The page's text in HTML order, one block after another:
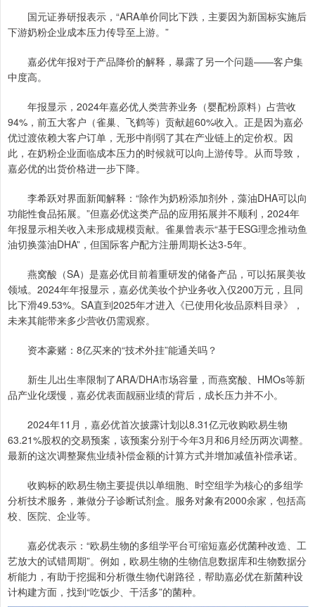
国元证券研报表示，“ARA单价同比下跌，主要因为新国标实施后
下游奶粉企业成本压力传导至上游。”
嘉必优年报对于产品降价的解释，暴露了另一个问题——客户集
中度高。
年报显示，2024年嘉必优人类营养业务（婴配粉原料）占营收
94%，前五大客户（雀巢、飞鹤等）贡献超60%收入。正是因为嘉必
优过渡依赖大客户订单，无形中削弱了其在产业链上的定价权。因
此，在奶粉企业面临成本压力的时候就可以向上游传导。从而导致，
嘉必优的出货价格进一步下降。
李希跃对界面新闻解释：“除作为奶粉添加剂外，藻油DHA可以向
功能性食品拓展。”但嘉必优这类产品的应用拓展并不顺利，2024年
年报显示相关收入未形成规模贡献。雀巢曾表示“基于ESG理念推动鱼
油切换藻油DHA”，但国际客户配方注册周期长达3-5年。
燕窝酸（SA）是嘉必优目前着重研发的储备产品，可以拓展美妆
领域。2024年年报显示，嘉必优美妆个护业务收入仅200万元，且同
比下滑49.53%。SA直到2025年才进入《已使用化妆品原料目录》，
未来其能带来多少营收仍需观察。
资本豪赌：8亿买来的“技术外挂”能通关吗？
新生儿出生率限制了ARA/DHA市场容量，而燕窝酸、HMOs等新
品产业化缓慢，嘉必优表面靓丽业绩的背后，成长压力并不小。
2024年11月，嘉必优首次披露计划以8.31亿元收购欧易生物
63.21%股权的交易预案，该预案分别于今年3月和6月经历两次调整。
最新的这次调整聚焦业绩补偿金额的计算方式并增加减值补偿承诺。
收购标的欧易生物主要提供以单细胞、时空组学为核心的多组学
分析技术服务，兼做分子诊断试剂盒。服务对象有2000余家，包括高
校、医院、企业等。
嘉必优表示：“欧易生物的多组学平台可缩短嘉必优菌种改造、工
艺放大的试错周期”。例如，欧易生物的生物信息数据库和生物数据分
析能力，有助于挖掘和分析微生物代谢路径，帮助嘉必优在新菌种设
计构建方面，找到“吃饭少、干活多”的菌种。